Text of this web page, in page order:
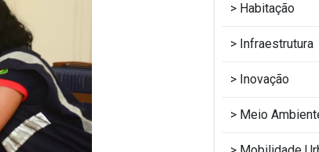
Habitação
Infraestrutura
Inovação
Meio